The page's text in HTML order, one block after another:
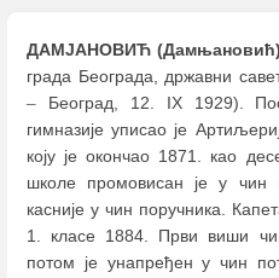
ДАМЈАНОВИЋ
града Београда, државни
– Београд, 12. IX 1929).
гимназије уписао је
коју је окончао 1871. као
школе промовисан је у чин
касније у чин поручника.
1. класе 1884. Први виши
потом је унапређен у чин